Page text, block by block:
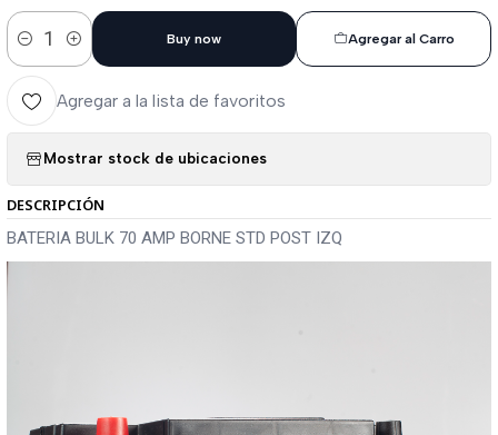
Cantidad
Agregar al Carro
Buy now
Agregar a la lista de favoritos
Mostrar stock de ubicaciones
DESCRIPCIÓN
BATERIA BULK 70 AMP BORNE STD POST IZQ